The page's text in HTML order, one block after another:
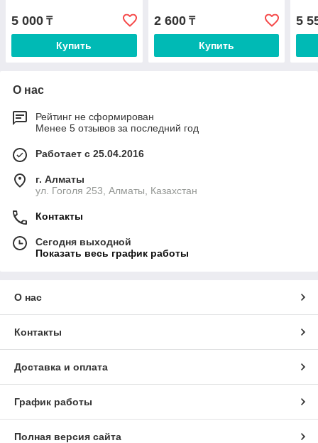
5 000 ₸
Купить
2 600₸
Купить
5
О нас
Рейтинг не сформирован
Менее 5 отзывов за последний год
Работает с 25.04.2016
г. Алматы
ул. Гоголя 253, Алматы, Казахстан
Контакты
Сегодня выходной
Показать весь график работы
О нас
Контакты
Доставка и оплата
График работы
Полная версия сайта